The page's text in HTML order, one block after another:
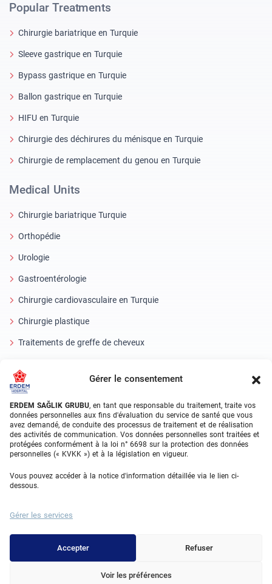
Gérer le consentement
ERDEM SAĞLIK GRUBU, en tant que responsable du traitement, traite vos
données personnelles aux fins d'évaluation du service de santé que vous
avez demandé, de conduite des processus de traitement et de réalisation
des activités de communication. Vos données personnelles sont traitées et
protégées conformément à la loi n° 6698 sur la protection des données
personnelles (« KVKK ») et à la législation en vigueur.
Vous pouvez accéder à la notice d'information détaillée via le lien ci-
dessous.
Gérer les services
Accepter Refuser
Voir les préférences
Popular Treatments
Chirurgie bariatrique en Turquie
Sleeve gastrique en Turquie
Bypass gastrique en Turquie
Ballon gastrique en Turquie
HIFU en Turquie
Chirurgie des déchirures du ménisque en Turquie
Chirurgie de remplacement du genou en Turquie
Medical Units
Chirurgie bariatrique Turquie
Orthopédie
Urologie
Gastroentérologie
Chirurgie cardiovasculaire en Turquie
Chirurgie plastique
Traitements de greffe de cheveux
Oeil laser
About Erdem
À propos de nous
Unités médicales
Équipe médicale